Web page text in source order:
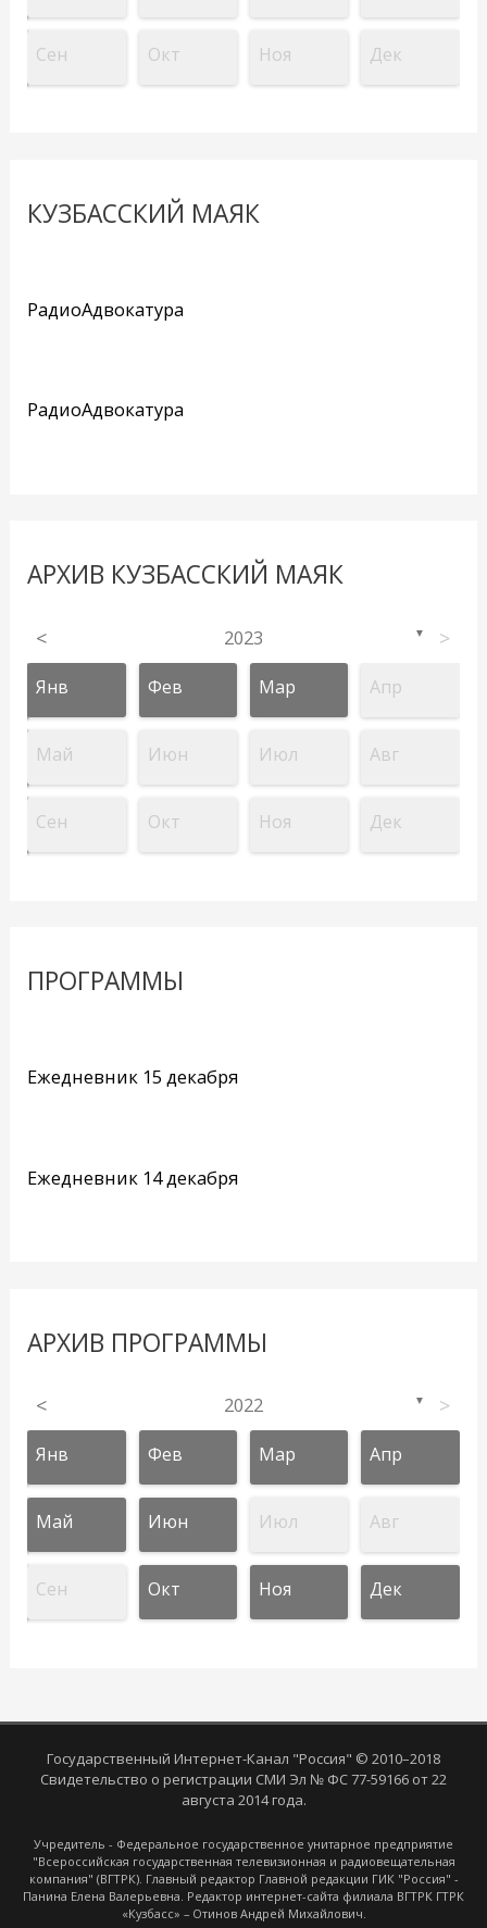
Сен Окт Ноя Дек
КУЗБАССКИЙ МАЯК
РадиоАдвокатура
РадиоАдвокатура
АРХИВ КУЗБАССКИЙ МАЯК
< 2023 ▼ >
Янв Фев Мар Апр
Май Июн Июл Авг
Сен Окт Ноя Дек
ПРОГРАММЫ
Ежедневник 15 декабря
Ежедневник 14 декабря
АРХИВ ПРОГРАММЫ
< 2022 ▼ >
Янв Фев Мар Апр
Май Июн Июл Авг
Сен Окт Ноя Дек
Государственный Интернет-Канал "Россия" © 2010–2018
Свидетельство о регистрации СМИ Эл № ФС 77-59166 от 22
августа 2014 года.
Учредитель - Федеральное государственное унитарное предприятие
"Всероссийская государственная телевизионная и радиовещательная
компания" (ВГТРК). Главный редактор Главной редакции ГИК "Россия" -
Панина Елена Валерьевна. Редактор интернет-сайта филиала ВГТРК ГТРК
«Кузбасс» – Отинов Андрей Михайлович.